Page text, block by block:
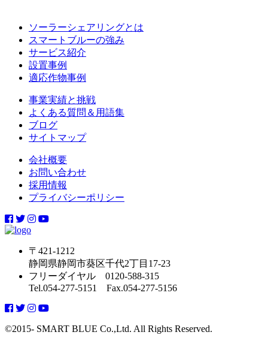
ソーラーシェアリングとは
スマートブルーの強み
サービス紹介
設置事例
適応作物事例
事業実績と挑戦
よくある質問＆用語集
ブログ
サイトマップ
会社概要
お問い合わせ
採用情報
プライバシーポリシー
〒421-1212
静岡県静岡市葵区千代2丁目17-23
フリーダイヤル 0120-588-315
Tel.054-277-5151 Fax.054-277-5156
©2015- SMART BLUE Co.,Ltd. All Rights Reserved.